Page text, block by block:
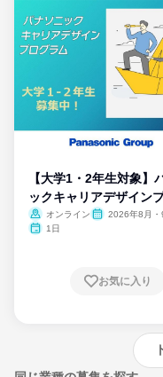
【大学1・2年生対象】
ックキャリアデザイン
ム
オンライン
2026年8月・
1日
お気に入り